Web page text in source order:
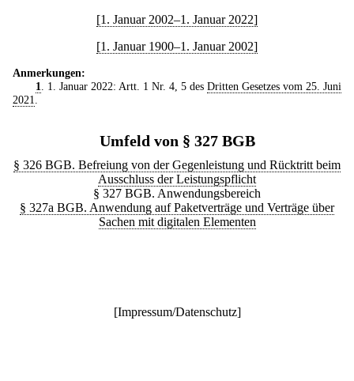
[1. Januar 2002–1. Januar 2022]
[1. Januar 1900–1. Januar 2002]
Anmerkungen:
1
. 1. Januar 2022: Artt. 1 Nr. 4, 5 des Dritten Gesetzes vom 25. Juni
2021
Umfeld von § 327 BGB
§ 326 BGB. Befreiung von der Gegenleistung und Rücktritt beim
Ausschluss der Leistungspflicht
§ 327 BGB. Anwendungsbereich
§ 327a BGB. Anwendung auf Paketverträge und Verträge über
Sachen mit digitalen Elementen
[Impressum/Datenschutz]